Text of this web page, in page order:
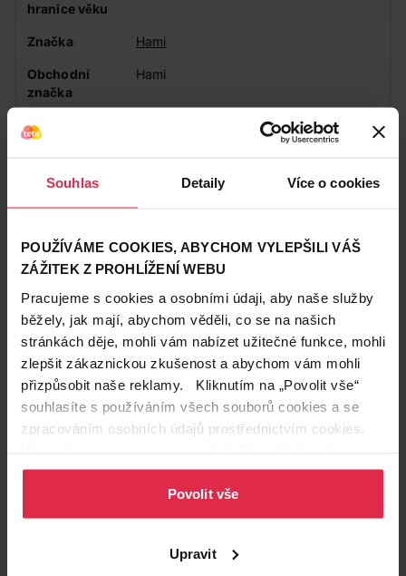
Souhlas Detaily Více o cookies
POUŽÍVÁME COOKIES, ABYCHOM VYLEPŠILI VÁŠ
ZÁŽITEK Z PROHLÍŽENÍ WEBU
Pracujeme s cookies a osobními údaji, aby naše služby
běžely, jak mají, abychom věděli, co se na našich
stránkách děje, mohli vám nabízet užitečné funkce, mohli
zlepšit zákaznickou zkušenost a abychom vám mohli
přizpůsobit naše reklamy. Kliknutím na „Povolit vše“
souhlasíte s používáním všech souborů cookies a se
zpracováním osobních údajů prostřednictvím cookies.
osobních údajů.
Povolit vše
Upravit
hranice věku
Značka Hami
Obchodní
značka
Hami
Podznačka Zeleninové a masozeleninové p
Zákazníci také často nakupují